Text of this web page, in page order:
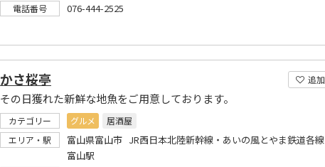
電話番号 076-444-2525
追加
かさ桜亭
その日獲れた新鮮な地魚をご用意しております。
カテゴリー グルメ
居酒屋
エリア・駅
富山県富山市 JR西日本北陸新幹線・あいの風とやま鉄道各線
富山駅